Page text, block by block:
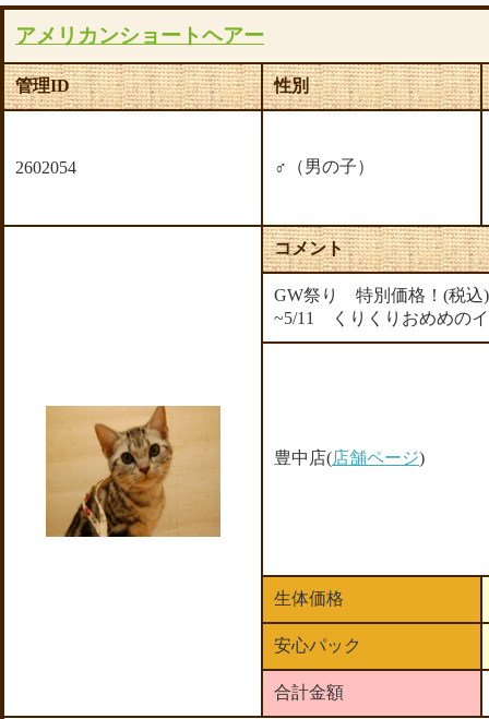
アメリカンショートヘアー
管理ID 性別
2602054 ♂（男の子）
コメント
GW祭り 特別価格！(税
~5/11 くりくりおめめの
豊中店(店舗ページ)
生体価格
安心パック
合計金額